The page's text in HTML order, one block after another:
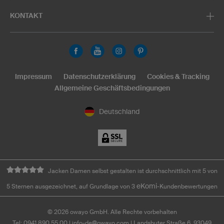
KONTAKT
Deutschland
Impressum Datenschutzerklärung
Cookies & Tracking
Allgemeine Geschäftsbedingungen
Jacken Damen selbst gestalten ist durchschnittlich mit 5 von
5 Sternen ausgezeichnet, auf Grundlage von 3 eKomi-Kundenbewertungen
© 2026owayo GmbH. Alle Rechte vorbehalten